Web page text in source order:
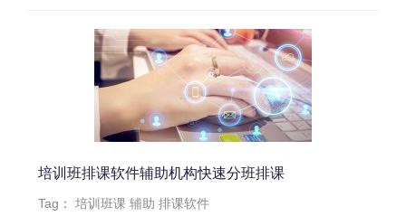
培训班排课软件辅助机构快速分班排课
Tag：培训班课 辅助 排课软件